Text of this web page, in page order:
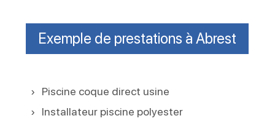
Exemple de prestations à Abrest
Piscine coque direct usine
Installateur piscine polyester